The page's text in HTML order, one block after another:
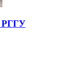
РГГУ